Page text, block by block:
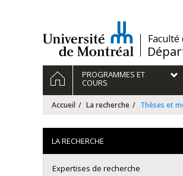
/Faculté
Navigation
principale
ACCUEILPROGRAMMES ET
COURS
Accueil La recherche Thèses et
LA RECHERCHE
Expertises de recherche